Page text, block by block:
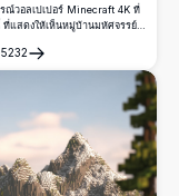
ณ์วอลเปเปอร์ Minecraft 4K ที่
แสดงให้เห็นหมู่บ้านมหัศจรรย์ใน
ะการสะท้อนที่เงียบสงบของคลอง
ะเอียดสูงนี้จับภาพบรรยากาศ
5232